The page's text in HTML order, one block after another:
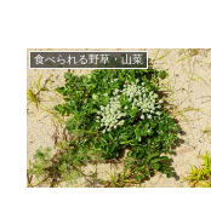
食べられる野草・山菜